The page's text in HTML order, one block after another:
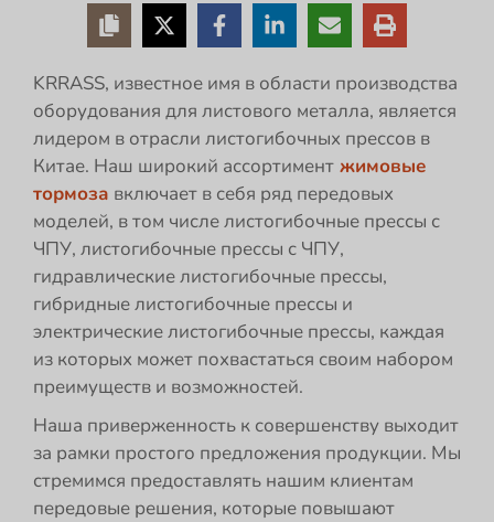
KRRASS, известное имя в области производства
оборудования для листового металла, является
лидером в отрасли листогибочных прессов в
Китае. Наш широкий ассортимент жимовые
тормоза включает в себя ряд передовых
моделей, в том числе листогибочные прессы с
ЧПУ, листогибочные прессы с ЧПУ,
гидравлические листогибочные прессы,
гибридные листогибочные прессы и
электрические листогибочные прессы, каждая
из которых может похвастаться своим набором
преимуществ и возможностей.
Наша приверженность к совершенству выходит
за рамки простого предложения продукции. Мы
стремимся предоставлять нашим клиентам
передовые решения, которые повышают